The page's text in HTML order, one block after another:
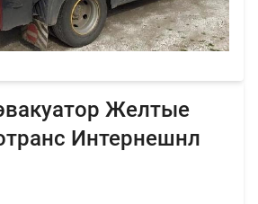
Желтые
Интернешнл